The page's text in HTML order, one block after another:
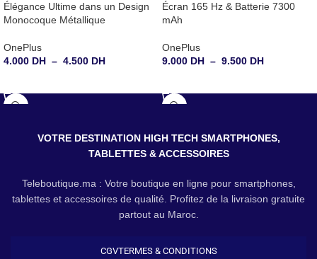
Élégance Ultime dans un Design
Monocoque Métallique
OnePlus
4.000 DH – 4.500 DH
Écran 165 Hz & Batterie 7300
mAh
OnePlus
9.000 DH – 9.500 DH
VOTRE DESTINATION HIGH TECH SMARTPHONES,
TABLETTES & ACCESSOIRES
Teleboutique.ma : Votre boutique en ligne pour smartphones,
tablettes et accessoires de qualité. Profitez de la livraison gratuite
partout au Maroc.
CGVTERMES & CONDITIONS